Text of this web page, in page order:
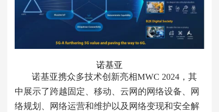
诺基亚
诺基亚携众多技术创新亮相MWC 2024，其
中展示了跨越固定、移动、云网的网络设备、网
络规划、网络运营和维护以及网络变现和安全解